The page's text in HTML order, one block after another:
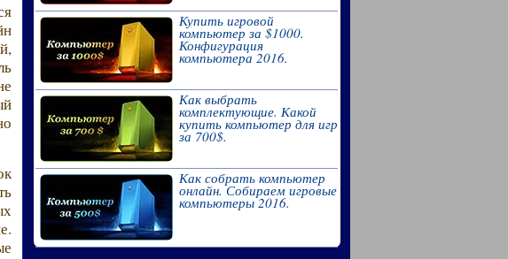
Купить игровой
компьютер за $1000.
Конфигурация
компьютера 2016.
Как выбрать
комплектующие. Какой
купить компьютер для игр
за 700$.
Как собрать компьютер
онлайн. Собираем игровые
компьютеры 2016.